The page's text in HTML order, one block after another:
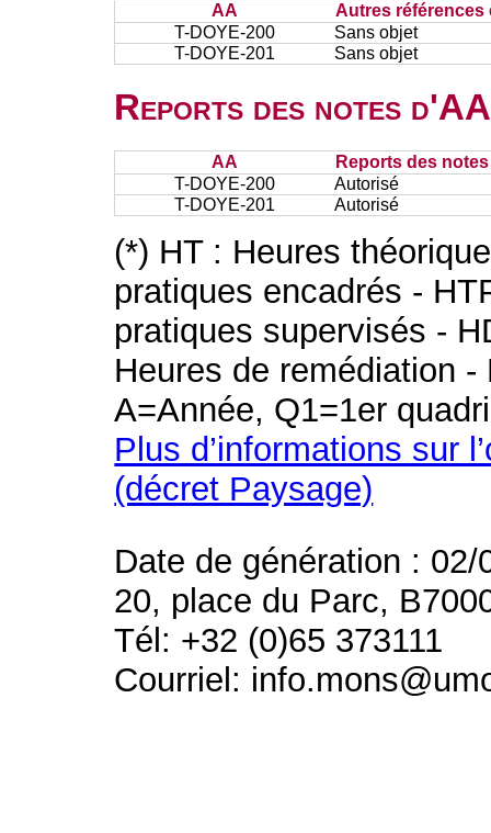
AA
Autres références
T-DOYE-200
Sans objet
T-DOYE-201
Sans objet
Reports des notes
AA
Reports des
T-DOYE-200
Autorisé
T-DOYE-201
Autorisé
(*) HT : Heures
pratiques encadrés -
pratiques supervisés -
Heures de remédiation
A=Année, Q1=1er
Plus d’informations sur
(décret Paysage)
Date de génération : 02/
20, place du Parc,
Tél: +32 (0)65 373111
Courriel: